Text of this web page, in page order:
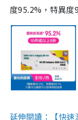
度95.2%，特異度
延伸閱讀：【快